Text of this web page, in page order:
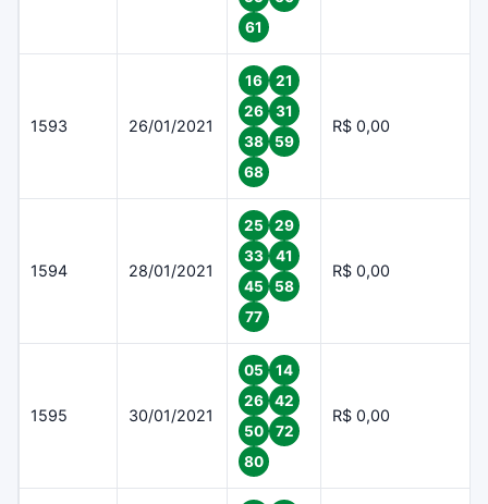
61
1593 26/01/2021
16
21
26
31
38
59
68
R$ 0,00
1594 28/01/2021
25
29
33
41
45
58
77
R$ 0,00
1595 30/01/2021
05
14
26
42
50
72
80
R$ 0,00